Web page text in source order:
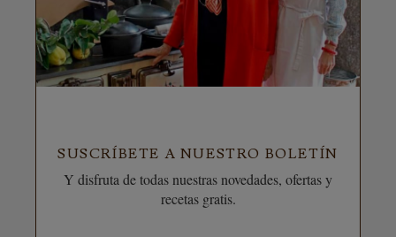
SUSCRÍBETE A NUESTRO BOLETÍN
Y disfruta de todas nuestras novedades, ofertas y
recetas gratis.